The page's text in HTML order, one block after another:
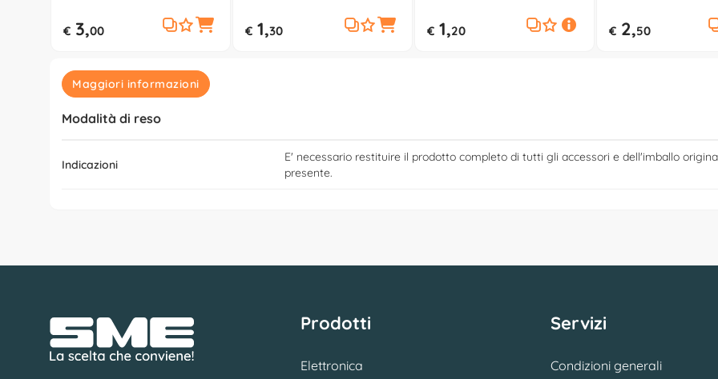
€ 3,00 € 1,30 € 1,20 € 2,50
Maggiori informazioni
Modalità di reso
Indicazioni
E' necessario restituire il prodotto completo di tutti gli accessori e dell'imballo
presente.
Prodotti
Elettronica
Servizi
Condizioni generali